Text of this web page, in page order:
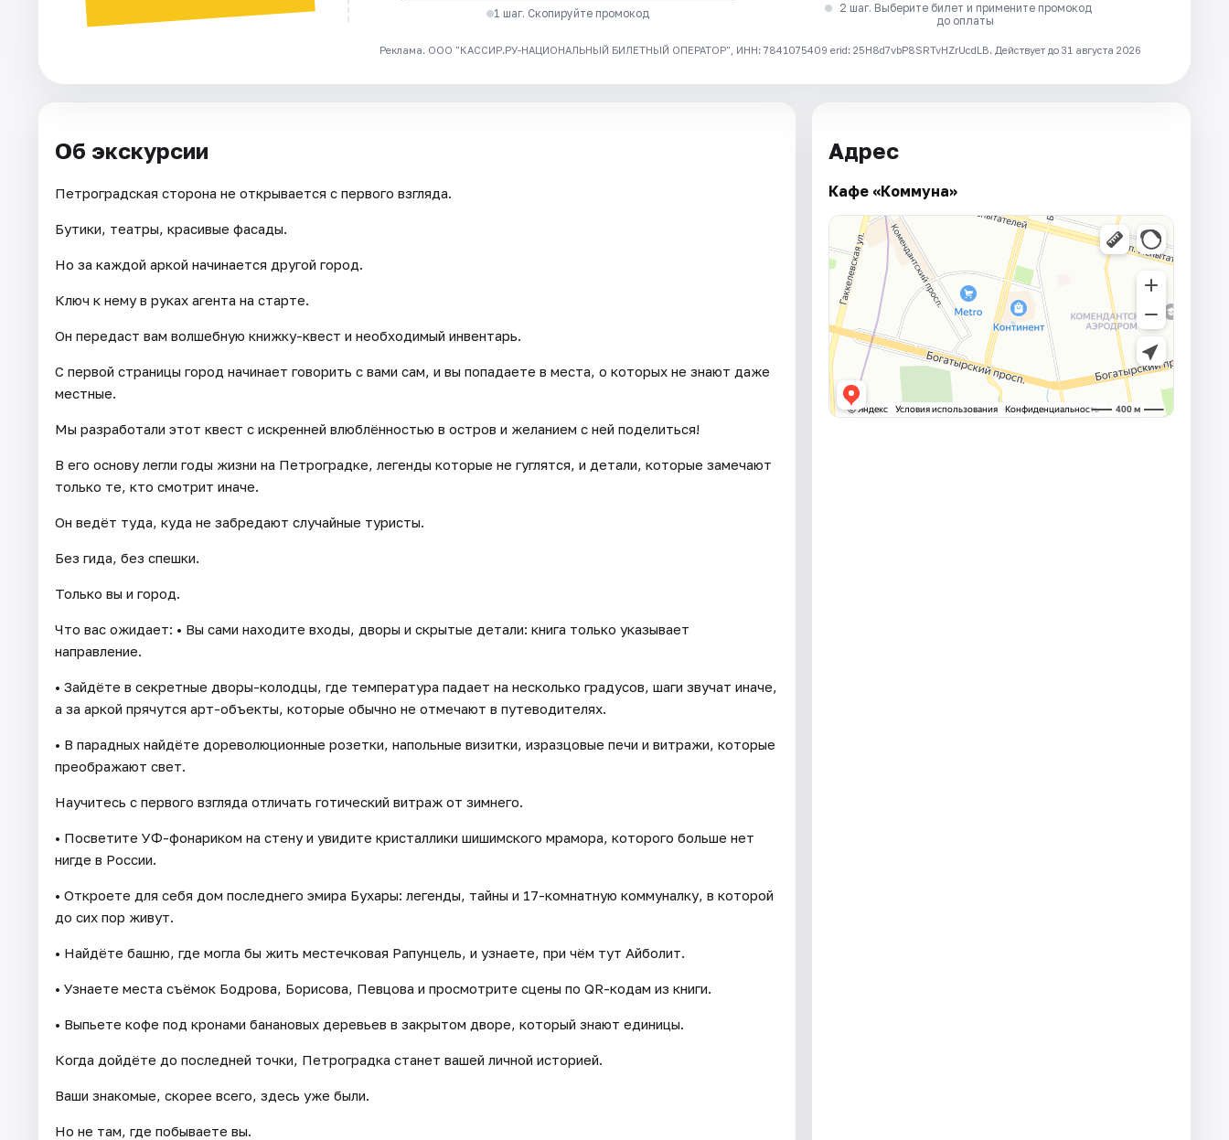
1 шаг. Скопируйте промокод
2 шаг. Выберите билет и примените промокод
до оплаты
Реклама. ООО "КАССИР.РУ-НАЦИОНАЛЬНЫЙ БИЛЕТНЫЙ ОПЕРАТОР", ИНН: 7841075409 erid: 25H8d7vbP8SRTvHZrUcdLB. Действует до 31 августа 2026
Об экскурсии
Петроградская сторона не открывается с первого взгляда.
Бутики, театры, красивые фасады.
Но за каждой аркой начинается другой город.
Ключ к нему в руках агента на старте.
Он передаст вам волшебную книжку-квест и необходимый инвентарь.
С первой страницы город начинает говорить с вами сам, и вы попадаете в места, о которых не знают даже
местные.
Мы разработали этот квест с искренней влюблённостью в остров и желанием с ней поделиться!
В его основу легли годы жизни на Петроградке, легенды которые не гуглятся, и детали, которые замечают
только те, кто смотрит иначе.
Он ведёт туда, куда не забредают случайные туристы.
Без гида, без спешки.
Только вы и город.
Что вас ожидает: • Вы сами находите входы, дворы и скрытые детали: книга только указывает
направление.
• Зайдёте в секретные дворы-колодцы, где температура падает на несколько градусов, шаги звучат иначе,
а за аркой прячутся арт-объекты, которые обычно не отмечают в путеводителях.
• В парадных найдёте дореволюционные розетки, напольные визитки, изразцовые печи и витражи, которые
преображают свет.
Научитесь с первого взгляда отличать готический витраж от зимнего.
• Посветите УФ-фонариком на стену и увидите кристаллики шишимского мрамора, которого больше нет
нигде в России.
• Откроете для себя дом последнего эмира Бухары: легенды, тайны и 17-комнатную коммуналку, в которой
до сих пор живут.
• Найдёте башню, где могла бы жить местечковая Рапунцель, и узнаете, при чём тут Айболит.
• Узнаете места съёмок Бодрова, Борисова, Певцова и просмотрите сцены по QR-кодам из книги.
• Выпьете кофе под кронами банановых деревьев в закрытом дворе, который знают единицы.
Когда дойдёте до последней точки, Петроградка станет вашей личной историей.
Ваши знакомые, скорее всего, здесь уже были.
Но не там, где побываете вы.
Адрес
Кафе «Коммуна»